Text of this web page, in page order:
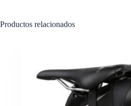
Productos relacionados